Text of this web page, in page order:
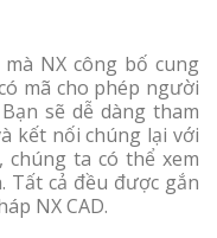
NX công bố cung
mã cho phép người
sẽ dễ dàng tham
kết nối chúng lại với
chúng ta có thể xem
Tất cả đều được gắn
NX CAD.